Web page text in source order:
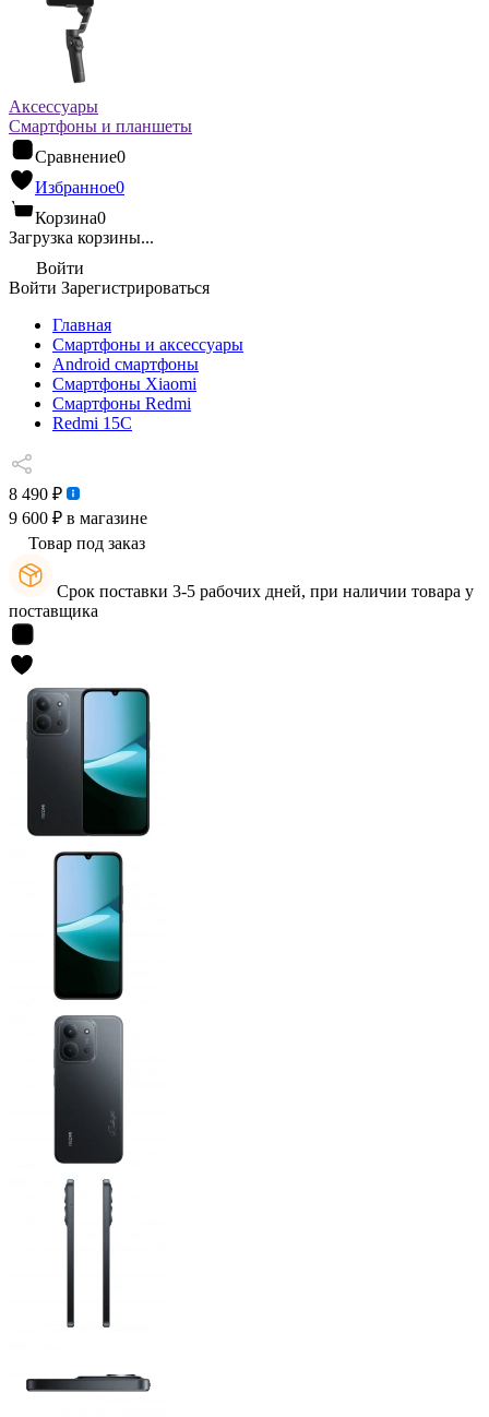
Аксессуары
Смартфоны и планшеты
Сравнение0
Избранное0
Корзина0
Загрузка корзины...
Войти
Войти Зарегистрироваться
Главная
Смартфоны и аксессуары
Android cмартфоны
Смартфоны Xiaomi
Смартфоны Redmi
Redmi 15C
8 490 ₽
9 600 ₽ в магазине
Товар под заказ
Срок поставки 3-5 рабочих дней, при наличии товара у
поставщика